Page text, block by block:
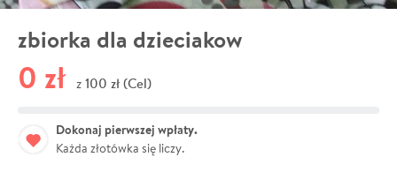
zbiorka dla dzieciakow
0 zł z 100 zł (Cel)
Dokonaj pierwszej wpłaty.
Każda złotówka się liczy.